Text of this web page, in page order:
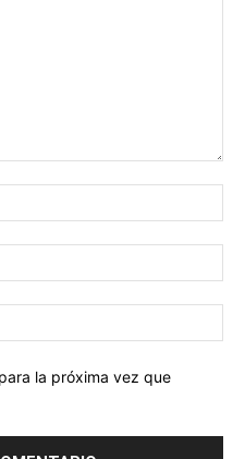
la próxima vez que